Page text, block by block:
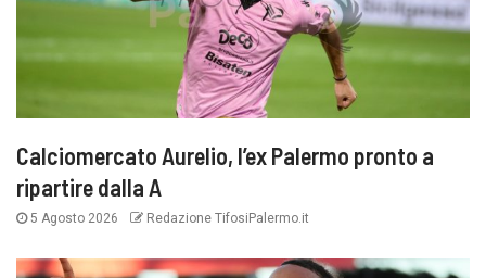
Calciomercato Aurelio, l’ex Palermo pronto a
ripartire dalla A
5 Agosto 2026 Redazione TifosiPalermo.it